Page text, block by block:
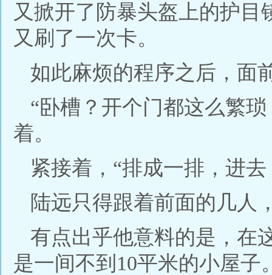
又掀开了防暴头盔上的护
又刷了一次卡。
如此麻烦的程序之后，面
“卧槽？开个门都这么繁
着。
紧接着，“排成一排，进
陆远只得跟着前面的几人
有点出乎他意料的是，在
是一间不到10平米的小屋子